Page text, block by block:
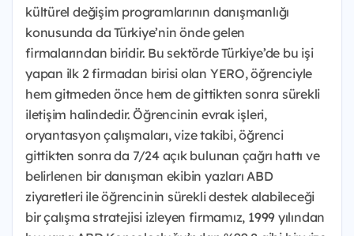
kültürel değişim programlarının danışmanlığı
konusunda da Türkiye’nin önde gelen
firmalarından biridir. Bu sektörde Türkiye’de bu işi
yapan ilk 2 firmadan birisi olan YERO, öğrenciyle
hem gitmeden önce hem de gittikten sonra sürekli
iletişim halindedir. Öğrencinin evrak işleri,
oryantasyon çalışmaları, vize takibi, öğrenci
gittikten sonra da 7/24 açık bulunan çağrı hattı ve
belirlenen bir danışman ekibin yazları ABD
ziyaretleri ile öğrencinin sürekli destek alabileceği
bir çalışma stratejisi izleyen firmamız, 1999 yılından